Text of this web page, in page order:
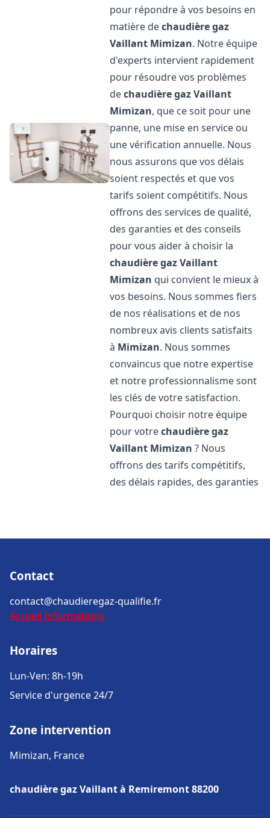
pour répondre à vos besoins en
matière dechaudière gaz
Vaillant Mimizan. Notre équipe
d'experts intervient rapidement
pour résoudre vos problèmes
dechaudière gaz Vaillant
Mimizan, que ce soit pour une
panne, une mise en service ou
une vérification annuelle. Nous
nous assurons que vos délais
soient respectés et que vos
tarifs soient compétitifs. Nous
offrons des services de qualité,
des garanties et des conseils
pour vous aider à choisir la
chaudière gaz Vaillant
Mimizan qui convient le mieux à
vos besoins. Nous sommes fiers
de nos réalisations et de nos
nombreux avis clients satisfaits
à Mimizan. Nous sommes
convaincus que notre expertise
et notre professionnalisme sont
les clés de votre satisfaction.
Pourquoi choisir notre équipe
pour votrechaudière gaz
Vaillant Mimizan ? Nous
offrons des tarifs compétitifs,
des délais rapides, des garanties
Contact
contact@chaudieregaz-qualifie.fr
Accueil Informations
Horaires
Lun-Ven: 8h-19h
Service d'urgence 24/7
Zone intervention
Mimizan, France
chaudière gaz Vaillant à Remiremont 88200